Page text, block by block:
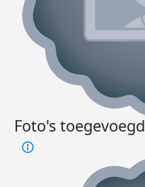
Foto's toegevoegd